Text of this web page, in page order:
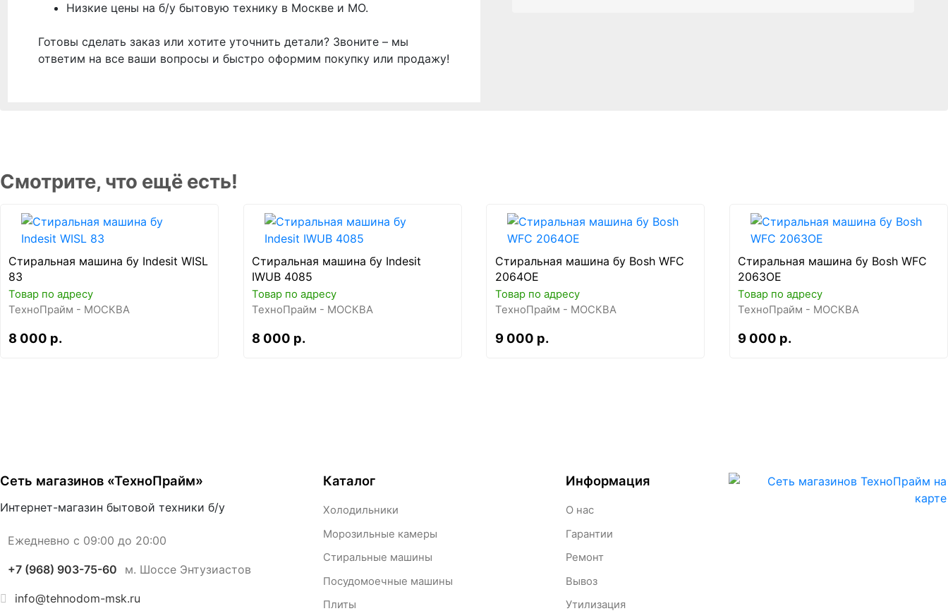
Низкие цены на б/у бытовую технику в Москве и МО.
Готовы сделать заказ или хотите уточнить детали? Звоните – мы
ответим на все ваши вопросы и быстро оформим покупку или продажу!
Смотрите, что ещё есть!
Стиральная машина бу Indesit WISL
83
Товар по адресу
ТехноПрайм - МОСКВА
8 000 р.
Стиральная машина бу Indesit
IWUB 4085
Товар по адресу
ТехноПрайм - МОСКВА
8 000 р.
Стиральная машина бу Bosh WFC
2064OE
Товар по адресу
ТехноПрайм - МОСКВА
9 000 р.
Стиральная машина бу Bosh WFC
2063OE
Товар по адресу
ТехноПрайм - МОСКВА
9 000 р.
Сеть магазинов «ТехноПрайм»
Интернет-магазин бытовой техники б/у
Ежедневно с 09:00 до 20:00
+7 (968) 903-75-60 м. Шоссе Энтузиастов
info@tehnodom-msk.ru
Каталог
Холодильники
Морозильные камеры
Стиральные машины
Посудомоечные машины
Плиты
Информация
О нас
Гарантии
Ремонт
Вывоз
Утилизация